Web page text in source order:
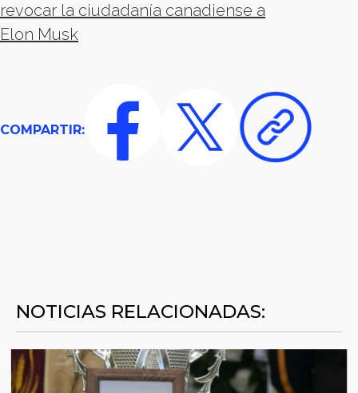
revocar la ciudadanía canadiense a
Elon Musk
COMPARTIR:
NOTICIAS RELACIONADAS: